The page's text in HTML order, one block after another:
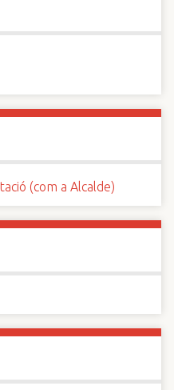
(com a Alcalde)